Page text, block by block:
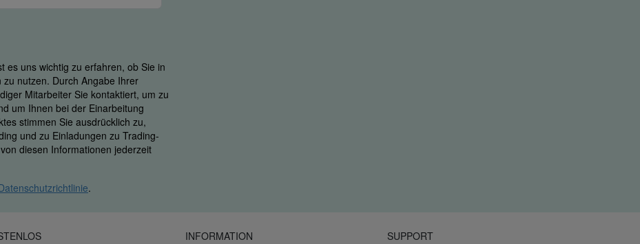
es uns wichtig zu erfahren, ob Sie in
nutzen. Durch Angabe Ihrer
Mitarbeiter Sie kontaktiert, um zu
um Ihnen bei der Einarbeitung
stimmen Sie ausdrücklich zu,
und zu Einladungen zu Trading-
diesen Informationen jederzeit
.
INFORMATION
SUPPORT